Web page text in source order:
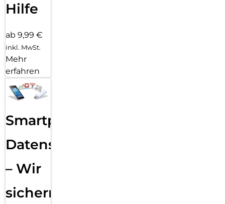
Hilfe
ab 9,99 €
inkl. MwSt.
Mehr
erfahren
Smartphone
Datensicherung
– Wir
sichern